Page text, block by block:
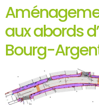
aux abords
Bourg-